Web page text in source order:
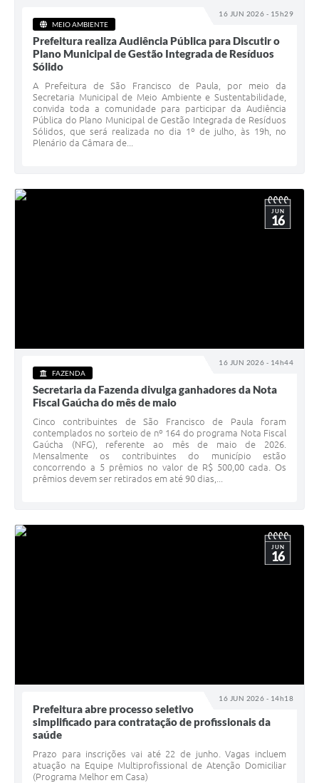
16 JUN 2026 - 15h29
MEIO AMBIENTE
Prefeitura realiza Audiência Pública para Discutir o
Plano Municipal de Gestão Integrada de Resíduos
Sólido
A Prefeitura de São Francisco de Paula, por meio da
Secretaria Municipal de Meio Ambiente e Sustentabilidade,
convida toda a comunidade para participar da Audiência
Pública do Plano Municipal de Gestão Integrada de Resíduos
Sólidos, que será realizada no dia 1º de julho, às 19h, no
Plenário da Câmara de...
16 JUN 2026 - 14h44
JUN
16
FAZENDA
Secretaria da Fazenda divulga ganhadores da Nota
Fiscal Gaúcha do mês de maio
Cinco contribuintes de São Francisco de Paula foram
contemplados no sorteio de nº 164 do programa Nota Fiscal
Gaúcha (NFG), referente ao mês de maio de 2026.
Mensalmente os contribuintes do município estão
concorrendo a 5 prêmios no valor de R$ 500,00 cada. Os
prêmios devem ser retirados em até 90 dias,...
16 JUN 2026 - 14h18
JUN
16
Prefeitura abre processo seletivo
simplificado para contratação de profissionais da
saúde
Prazo para inscrições vai até 22 de junho. Vagas incluem
atuação na Equipe Multiprofissional de Atenção Domiciliar
(Programa Melhor em Casa)